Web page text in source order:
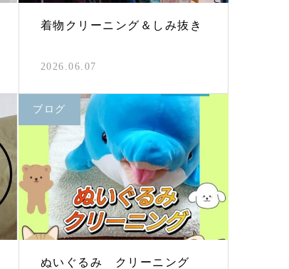
着物クリーニング＆しみ抜き
2026.06.07
ブログ
ぬいぐるみ クリーニング